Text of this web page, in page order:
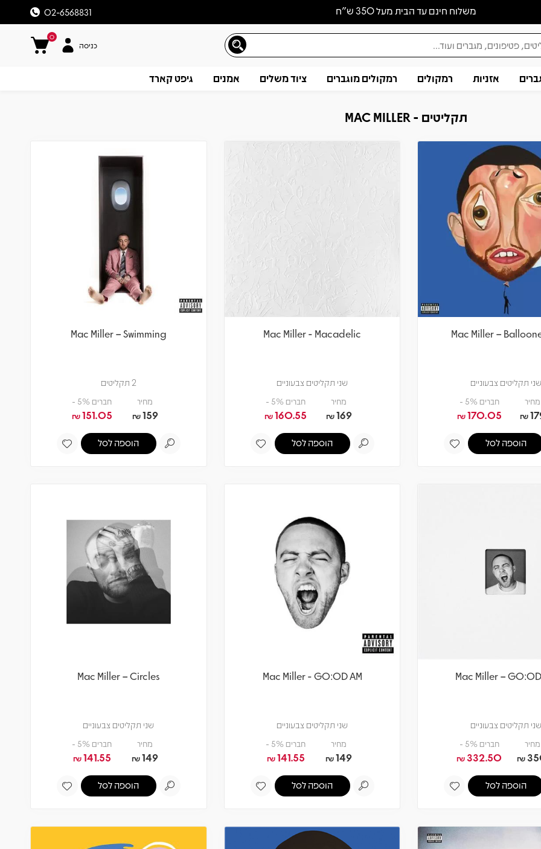
משלוח חינם עד הבית מעל 350 ש״ח 02-6568831
0
כניסה
אזניות רמקולים רמקולים מוגברים ציוד משלים אמנים גיפט קארד
תקליטים - MAC MILLER
Mac Miller –
שני תקליטים צבעוניים
מחיר
₪
חברים 5% -
170.05
₪
הוספה לסל
Mac Miller - Macadelic
שני תקליטים צבעוניים
מחיר
169
₪
חברים 5% -
160.55
₪
הוספה לסל
Mac Miller – Swimming
2 תקליטים
מחיר
159
₪
חברים 5% -
151.05
₪
הוספה לסל
Mac Miller –
שני תקליטים צבעוניים
מחיר
₪
חברים 5% -
332.50
₪
הוספה לסל
Mac Miller - GO:OD AM
שני תקליטים צבעוניים
מחיר
149
₪
חברים 5% -
141.55
₪
הוספה לסל
Mac Miller – Circles
שני תקליטים צבעוניים
מחיר
149
₪
חברים 5% -
141.55
₪
הוספה לסל